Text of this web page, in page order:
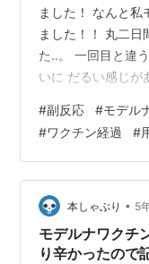
ました！ なんと
ました！！ 丸二
た‥。 一回目と違
いに だるい感じが
ってる間も特に具
来てもらって車で
いには もう患部が
れも本当に一回目
中に打ったら 次の
ので…
#副反応 #モデル
#ワクチン経過 #
本しゃぶり • 5
モデルナワクチ
り辛かったので